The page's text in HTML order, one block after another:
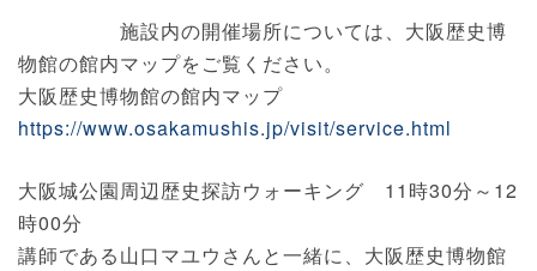
施設内の開催場所については、大阪歴史博
物館の館内マップをご覧ください。
大阪歴史博物館の館内マップ
https://www.osakamushis.jp/visit/service.html
大阪城公園周辺歴史探訪ウォーキング 11時30分～12
時00分
講師である山口マユウさんと一緒に、大阪歴史博物館